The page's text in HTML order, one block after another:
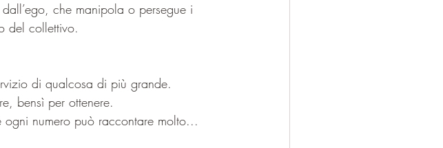
che manipola o persegue i
del collettivo.
di qualcosa di più grande.
bensì per ottenere.
numero può raccontare molto...